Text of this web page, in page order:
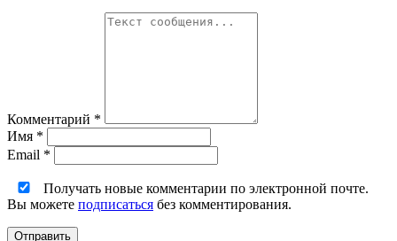
Комментарий *
Имя *
Email *
Получать новые комментарии по электронной почте.
Вы можете подписаться без комментирования.